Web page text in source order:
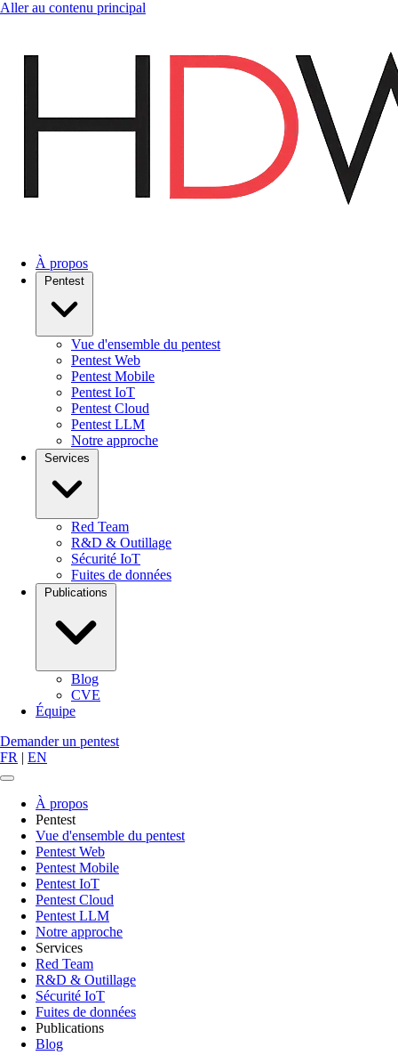
Aller au contenu principal
À propos
Vue d'ensemble du pentest
Pentest Web
Pentest Mobile
Pentest IoT
Pentest Cloud
Pentest LLM
Notre approche
Red Team
R&D & Outillage
Sécurité IoT
Fuites de données
Blog
CVE
Équipe
Demander un pentest
FR | EN
À propos
Pentest
Vue d'ensemble du pentest
Pentest Web
Pentest Mobile
Pentest IoT
Pentest Cloud
Pentest LLM
Notre approche
Services
Red Team
R&D & Outillage
Sécurité IoT
Fuites de données
Publications
Blog